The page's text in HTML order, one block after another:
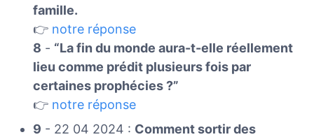
famille.
👉 notre réponse
8 - “La fin du monde aura-t-elle réellement
lieu comme prédit plusieurs fois par
certaines prophécies ?”
👉 notre réponse
9 - 22 04 2024 : Comment sortir des